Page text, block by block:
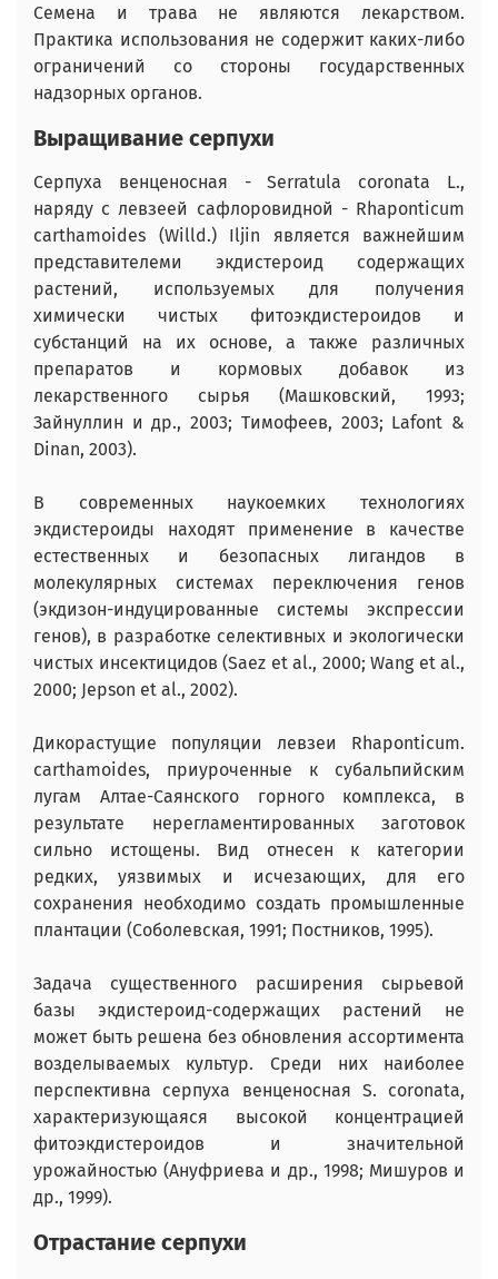
Семена и трава не являются лекарством.
Практика использования не содержит каких-либо
ограничений со стороны государственных
надзорных органов.
Выращивание серпухи
Серпуха венценосная - Serratula coronata L.,
наряду с левзеей сафлоровидной - Rhaponticum
carthamoides (Willd.) Iljin является важнейшим
представителеми экдистероид содержащих
растений, используемых для получения
химически чистых фитоэкдистероидов и
субстанций на их основе, а также различных
препаратов и кормовых добавок из
лекарственного сырья (Машковский, 1993;
Зайнуллин и др., 2003; Тимофеев, 2003; Lafont &
Dinan, 2003).
В современных наукоемких технологиях
экдистероиды находят применение в качестве
естественных и безопасных лигандов в
молекулярных системах переключения генов
(экдизон-индуцированные системы экспрессии
генов), в разработке селективных и экологически
чистых инсектицидов (Saez et al., 2000; Wang et al.,
2000; Jepson et al., 2002).
Дикорастущие популяции левзеи Rhaponticum.
carthamoides, приуроченные к субальпийским
лугам Алтае-Саянского горного комплекса, в
результате нерегламентированных заготовок
сильно истощены. Вид отнесен к категории
редких, уязвимых и исчезающих, для его
сохранения необходимо создать промышленные
плантации (Соболевская, 1991; Постников, 1995).
Задача существенного расширения сырьевой
базы экдистероид-содержащих растений не
может быть решена без обновления ассортимента
возделываемых культур. Среди них наиболее
перспективна серпуха венценосная S. coronata,
характеризующаяся высокой концентрацией
фитоэкдистероидов и значительной
урожайностью (Ануфриева и др., 1998; Мишуров и
др., 1999).
Отрастание серпухи